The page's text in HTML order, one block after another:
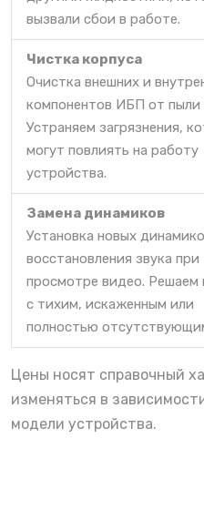
вызвали сбои в работе.
Чистка корпуса
Очистка внешних и
компонентов ИБП от пыли
Устраняем загрязнения,
могут повлиять на работу
устройства.
Замена динамиков
Установка новых
восстановления звука при
просмотре видео. Решаем
с тихим, искаженным или
полностью
Цены носят справочный
изменяться в
модели устройства.